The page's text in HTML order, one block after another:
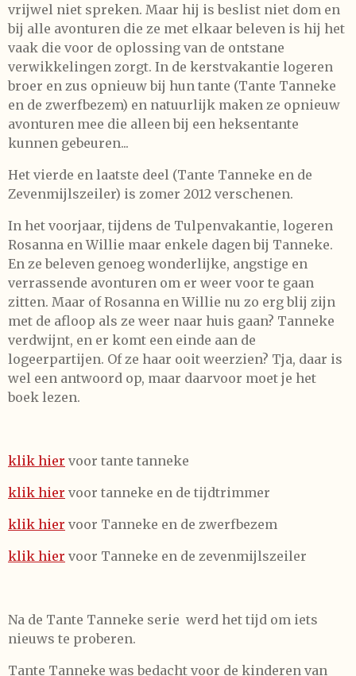
vrijwel niet spreken. Maar hij is beslist niet dom en
bij alle avonturen die ze met elkaar beleven is hij het
vaak die voor de oplossing van de ontstane
verwikkelingen zorgt. In de kerstvakantie logeren
broer en zus opnieuw bij hun tante (Tante Tanneke
en de zwerfbezem) en natuurlijk maken ze opnieuw
avonturen mee die alleen bij een heksentante
kunnen gebeuren...
Het vierde en laatste deel (Tante Tanneke en de
Zevenmijlszeiler) is zomer 2012 verschenen.
In het voorjaar, tijdens de Tulpenvakantie, logeren
Rosanna en Willie maar enkele dagen bij Tanneke.
En ze beleven genoeg wonderlijke, angstige en
verrassende avonturen om er weer voor te gaan
zitten. Maar of Rosanna en Willie nu zo erg blij zijn
met de afloop als ze weer naar huis gaan? Tanneke
verdwijnt, en er komt een einde aan de
logeerpartijen. Of ze haar ooit weerzien? Tja, daar is
wel een antwoord op, maar daarvoor moet je het
boek lezen.
klik hier voor tante tanneke
klik hier voor tanneke en de tijdtrimmer
klik hier voor Tanneke en de zwerfbezem
klik hier voor Tanneke en de zevenmijlszeiler
Na de Tante Tanneke serie werd het tijd om iets
nieuws te proberen.
Tante Tanneke was bedacht voor de kinderen van